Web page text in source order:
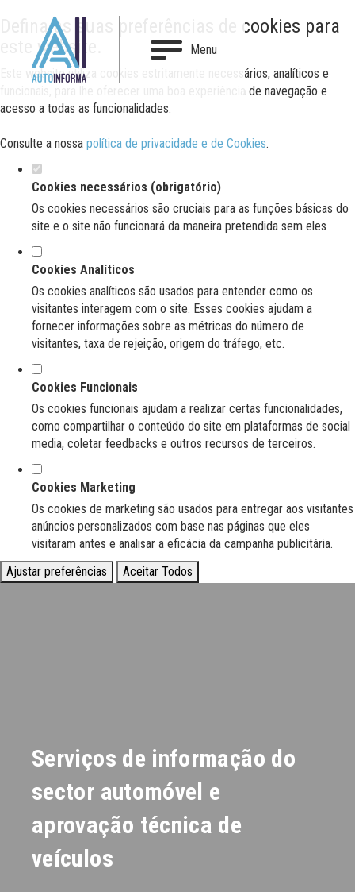
Defina as suas preferências de cookies para
este website.
Este website utiliza cookies estritamente necessários, analíticos e
funcionais, para lhe oferecer uma boa experiência de navegação e
acesso a todas as funcionalidades.
Consulte a nossa política de privacidade e de Cookies.
Cookies necessários (obrigatório)
Os cookies necessários são cruciais para as funções básicas do
site e o site não funcionará da maneira pretendida sem eles
Cookies Analíticos
Os cookies analíticos são usados para entender como os
visitantes interagem com o site. Esses cookies ajudam a
fornecer informações sobre as métricas do número de
visitantes, taxa de rejeição, origem do tráfego, etc.
Cookies Funcionais
Os cookies funcionais ajudam a realizar certas funcionalidades,
como compartilhar o conteúdo do site em plataformas de social
media, coletar feedbacks e outros recursos de terceiros.
Cookies Marketing
Os cookies de marketing são usados para entregar aos visitantes
anúncios personalizados com base nas páginas que eles
visitaram antes e analisar a eficácia da campanha publicitária.
Ajustar preferências
Aceitar Todos
Menu
Serviços de informação do
sector automóvel e
aprovação técnica de
veículos